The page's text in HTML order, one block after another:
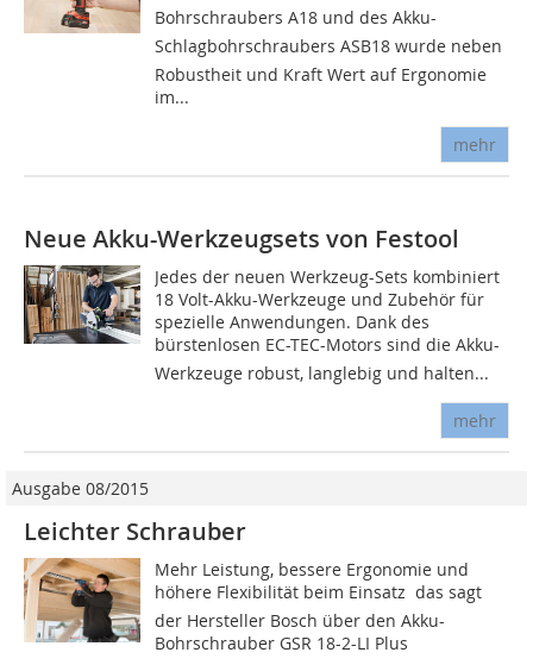
Bohrschraubers A18 und des Akku-
Schlagbohrschraubers ASB18 wurde neben
Robustheit und Kraft Wert auf Ergonomie
im...
mehr
Neue Akku-Werkzeugsets von Festool
Jedes der neuen Werkzeug-Sets kombiniert
18 Volt-Akku-Werkzeuge und Zubehör für
spezielle Anwendungen. Dank des
bürstenlosen EC-TEC-Motors sind die Akku-
Werkzeuge robust, langlebig und halten...
mehr
Ausgabe 08/2015
Leichter Schrauber
Mehr Leistung, bessere Ergonomie und
höhere Flexibilität beim Einsatz  das sagt
der Hersteller Bosch über den Akku-
Bohrschrauber GSR 18-2-LI Plus